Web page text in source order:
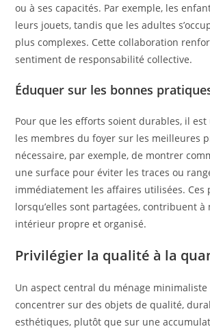
ou à ses capacités. Par exemple, les
leurs jouets, tandis que les adultes
plus complexes. Cette collaboration
sentiment de responsabilité collective.
Éduquer sur les bonnes
Pour que les efforts soient durables, il est
les membres du foyer sur les meilleures
nécessaire, par exemple, de montrer
une surface pour éviter les traces ou
immédiatement les affaires utilisées. Ces
lorsqu’elles sont partagées, contribuent
intérieur propre et organisé.
Privilégier la qualité à la
Un aspect central du ménage minimaliste
concentrer sur des objets de qualité,
esthétiques, plutôt que sur une